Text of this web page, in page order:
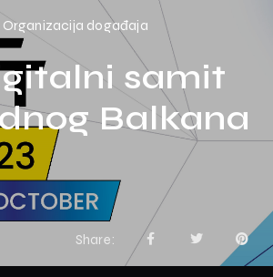
Organizacija događaja
samit
Balkana
Share